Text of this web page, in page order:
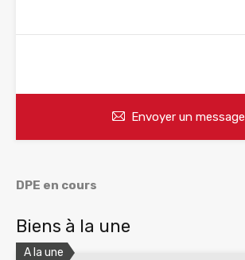
Envoyer un message
DPE en cours
Biens à la une
A la une